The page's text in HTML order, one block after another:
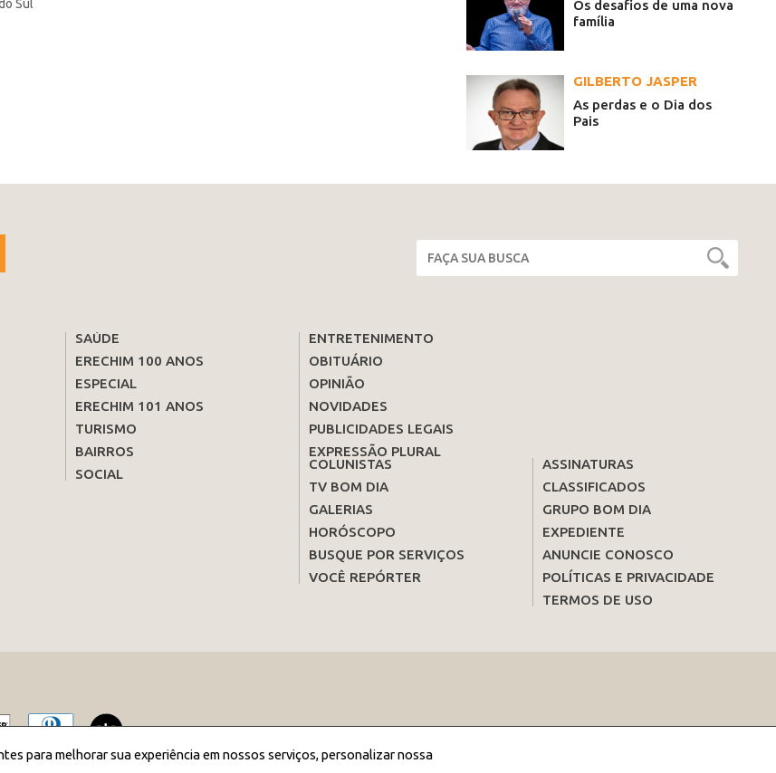
Sul
Os desafios de uma nova
família
GILBERTO JASPER
As perdas e o Dia dos
Pais
SAÚDE
ERECHIM 100 ANOS
ESPECIAL
ERECHIM 101 ANOS
TURISMO
BAIRROS
SOCIAL
ENTRETENIMENTO
OBITUÁRIO
OPINIÃO
NOVIDADES
PUBLICIDADES LEGAIS
EXPRESSÃO PLURAL
COLUNISTAS
TV BOM DIA
GALERIAS
HORÓSCOPO
BUSQUE POR SERVIÇOS
VOCÊ REPÓRTER
ASSINATURAS
CLASSIFICADOS
GRUPO BOM DIA
EXPEDIENTE
ANUNCIE CONOSCO
POLÍTICAS E PRIVACIDADE
TERMOS DE USO
para melhorar sua experiência em nossos serviços, personalizar nossa